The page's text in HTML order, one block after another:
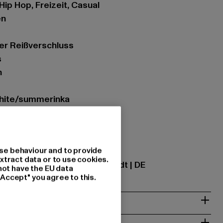
Hop, Freizeit, Casual
Reißverschluss
summerinka
GmbH |info@tbint.de
7 | 64372 Ober-Ramstadt | DE
behaviour and to provide
data or to use cookies.
have the EU data
you agree to this.